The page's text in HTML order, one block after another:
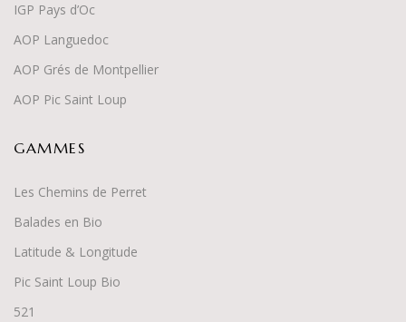
IGP Pays d’Oc
AOP Languedoc
AOP Grés de Montpellier
AOP Pic Saint Loup
GAMMES
Les Chemins de Perret
Balades en Bio
Latitude & Longitude
Pic Saint Loup Bio
521